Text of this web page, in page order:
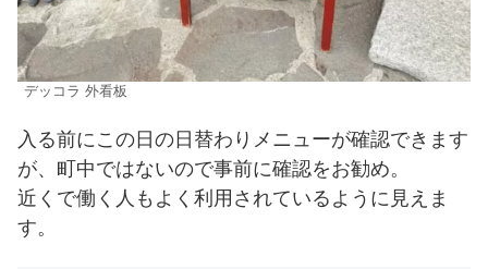
デッコラ 外看板
入る前にこの日の日替わりメニューが確認できます
が、町中ではないので事前に確認をお勧め。
近くで働く人もよく利用されているように見えま
す。